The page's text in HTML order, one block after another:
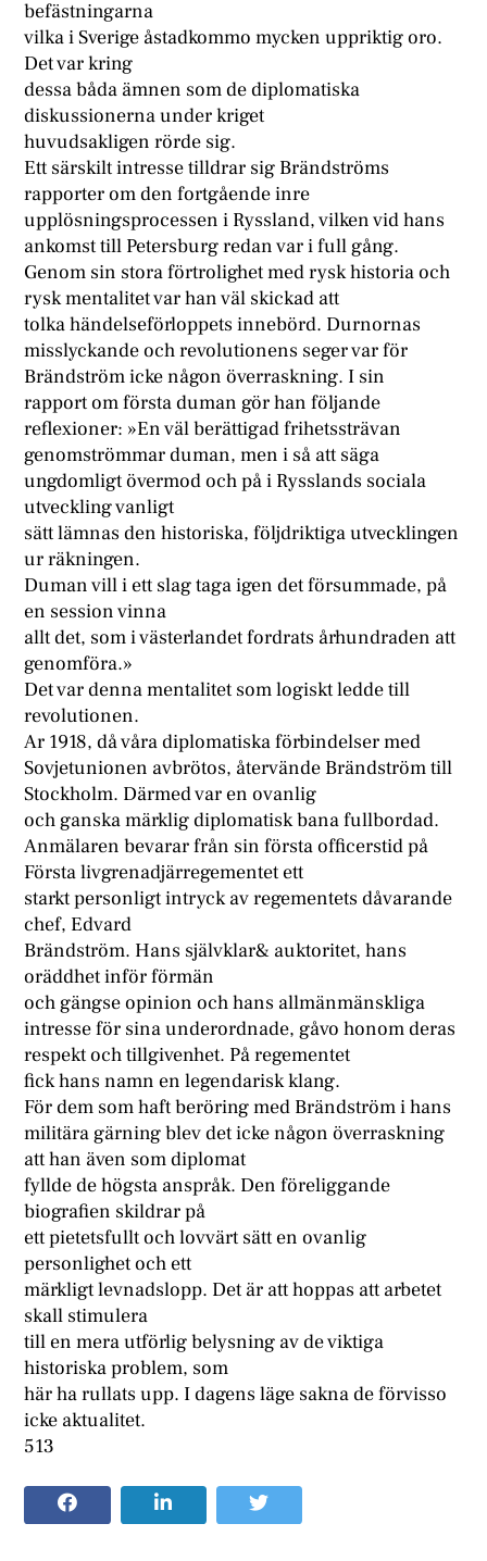
befästningarna
vilka i Sverige åstadkommo mycken uppriktig oro.
Det var kring
dessa båda ämnen som de diplomatiska
diskussionerna under kriget
huvudsakligen rörde sig.
Ett särskilt intresse tilldrar sig Brändströms
rapporter om den fortgående inre
upplösningsprocessen i Ryssland, vilken vid hans
ankomst till Petersburg redan var i full gång.
Genom sin stora förtrolighet med rysk historia och
rysk mentalitet var han väl skickad att
tolka händelseförloppets innebörd. Durnornas
misslyckande och revolutionens seger var för
Brändström icke någon överraskning. I sin
rapport om första duman gör han följande
reflexioner: »En väl berättigad frihetssträvan
genomströmmar duman, men i så att säga
ungdomligt övermod och på i Rysslands sociala
utveckling vanligt
sätt lämnas den historiska, följdriktiga utvecklingen
ur räkningen.
Duman vill i ett slag taga igen det försummade, på
en session vinna
allt det, som i västerlandet fordrats århundraden att
genomföra.»
Det var denna mentalitet som logiskt ledde till
revolutionen.
Ar 1918, då våra diplomatiska förbindelser med
Sovjetunionen avbrötos, återvände Brändström till
Stockholm. Därmed var en ovanlig
och ganska märklig diplomatisk bana fullbordad.
Anmälaren bevarar från sin första officerstid på
Första livgrenadjärregementet ett
starkt personligt intryck av regementets dåvarande
chef, Edvard
Brändström. Hans självklar& auktoritet, hans
oräddhet inför förmän
och gängse opinion och hans allmänmänskliga
intresse för sina underordnade, gåvo honom deras
respekt och tillgivenhet. På regementet
fick hans namn en legendarisk klang.
För dem som haft beröring med Brändström i hans
militära gärning blev det icke någon överraskning
att han även som diplomat
fyllde de högsta anspråk. Den föreliggande
biografien skildrar på
ett pietetsfullt och lovvärt sätt en ovanlig
personlighet och ett
märkligt levnadslopp. Det är att hoppas att arbetet
skall stimulera
till en mera utförlig belysning av de viktiga
historiska problem, som
här ha rullats upp. I dagens läge sakna de förvisso
icke aktualitet.
513